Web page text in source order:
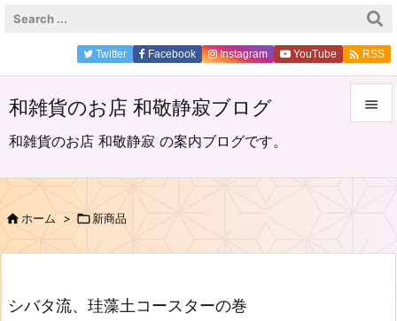
和雑貨のお店 和敬静寂ブログ
和雑貨のお店 和敬静寂 の案内ブログです。

前へ
Twitter Facebook Instagram YouTube  RSS
ホーム > 新商品
シバタ流、珪藻土コースターの巻